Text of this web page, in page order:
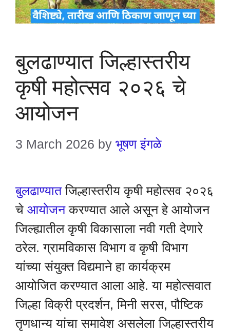
बुलढाण्यात जिल्हास्तरीय
कृषी महोत्सव २०२६ चे
आयोजन
3 March 2026 by भूषण इंगळे
बुलढाण्यातजिल्हास्तरीय कृषी महोत्सव २०२६
चे आयोजनकरण्यात आले असून हे आयोजन
जिल्ह्यातील कृषी विकासाला नवी गती देणारे
ठरेल. ग्रामविकास विभाग व कृषी विभाग
यांच्या संयुक्त विद्यमाने हा कार्यक्रम
आयोजित करण्यात आला आहे. या महोत्सवात
जिल्हा विक्री प्रदर्शन, मिनी सरस, पौष्टिक
तृणधान्य यांचा समावेश असलेला जिल्हास्तरीय